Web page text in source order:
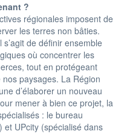
?
régionales imposent de
les terres non bâties.
de définir ensemble
où concentrer les
tout en protégeant
paysages. La Région
d’élaborer un nouveau
mener à bien ce projet, la
: le bureau
et UPcity (spécialisé dans